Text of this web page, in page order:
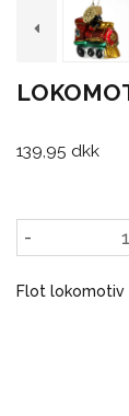
139,95 dkk
-
Flot lokomotiv